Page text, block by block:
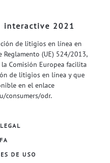
interactive 2021
de litigios en línea en
Reglamento (UE) 524/2013,
Comisión Europea facilita
de litigios en línea y que
en el enlace
consumers/odr.
DE USO